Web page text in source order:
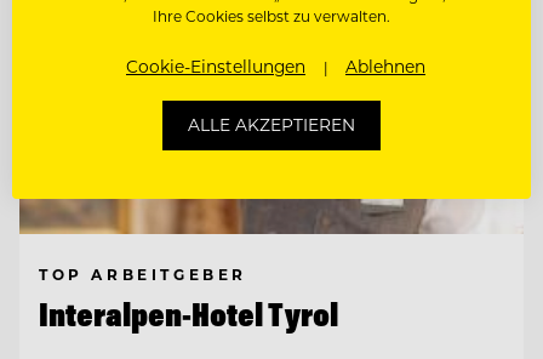
TOP ARBEITGEBER
Interalpen-Hotel Tyrol
Ihre Cookies selbst zu verwalten.
Cookie-Einstellungen Ablehnen
ALLE AKZEPTIEREN